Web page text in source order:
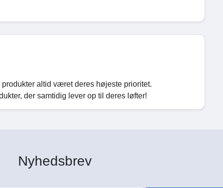
altid været deres højeste prioritet.
der samtidig lever op til deres løfter!
Nyhedsbrev